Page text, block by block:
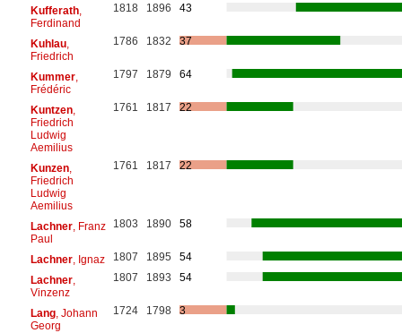
Kufferath,
Ferdinand
1818 1896 43
Kuhlau,
Friedrich
1786 1832 37
Kummer,
Frédéric
1797 1879 64
Kuntzen,
Friedrich
Ludwig
Aemilius
1761 1817 22
Kunzen,
Friedrich
Ludwig
Aemilius
1761 1817 22
Lachner, Franz
Paul
1803 1890 58
Lachner, Ignaz 1807 1895
54
Lachner,
Vinzenz
1807 1893 54
Lang, Johann
Georg
1724 1798 3